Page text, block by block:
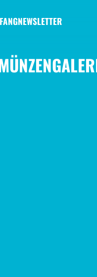
NEWSLETTER